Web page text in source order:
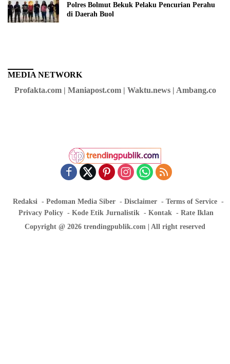
Polres Bolmut Bekuk Pelaku Pencurian Perahu
di Daerah Buol
MEDIA NETWORK
Profakta.com | Maniapost.com | Waktu.news | Ambang.co
Redaksi Pedoman Media Siber Disclaimer
Terms of Service
Privacy Policy
Kode Etik Jurnalistik Kontak
Rate Iklan
Copyright @ 2026 trendingpublik.com | All right reserved